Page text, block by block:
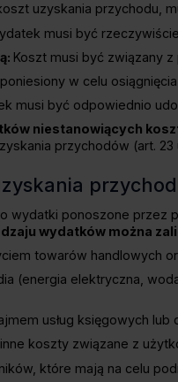
uzyskania przychodu,
musi być
Koszt musi być związany
w celu
musi być odpowiednio
niestanowiących
przychodów (art. 23
wydatki ponoszone przez
wydatków można
towarów handlowych
(energia elektryczna,
usług księgowych lub
koszty związane z
które mają na celu